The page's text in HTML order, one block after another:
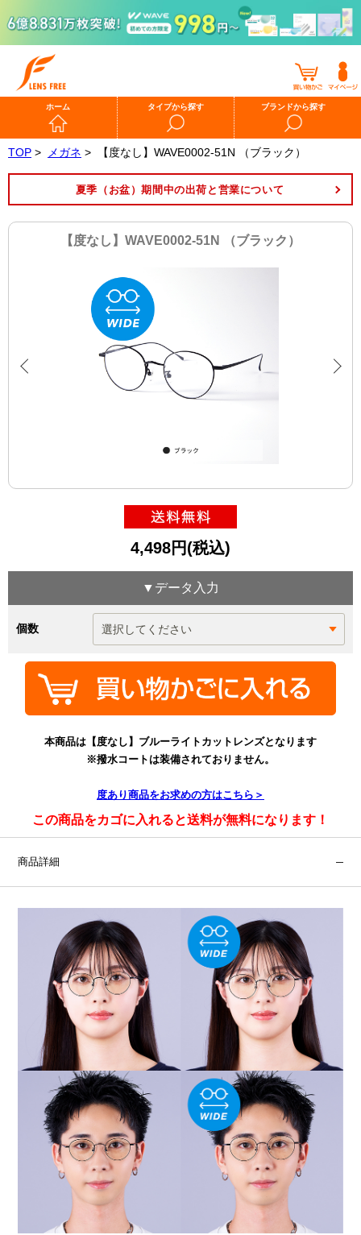
ホーム タイプから探す ブランドから探す
TOP > メガネ > 【度なし】WAVE0002-51N （ブラック）
夏季（お盆）期間中の出荷と営業について
【度なし】WAVE0002-51N （ブラック）
4,498円(税込)
▼データ入力
個数
本商品は【度なし】ブルーライトカットレンズとなります
※撥水コートは装備されておりません。
度あり商品をお求めの方はこちら＞
この商品をカゴに入れると送料が無料になります！
商品詳細